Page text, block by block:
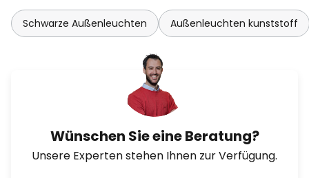
Schwarze Außenleuchten Außenleuchten kunststoff
Wünschen Sie eine Beratung?
Unsere Experten stehen Ihnen zur Verfügung.